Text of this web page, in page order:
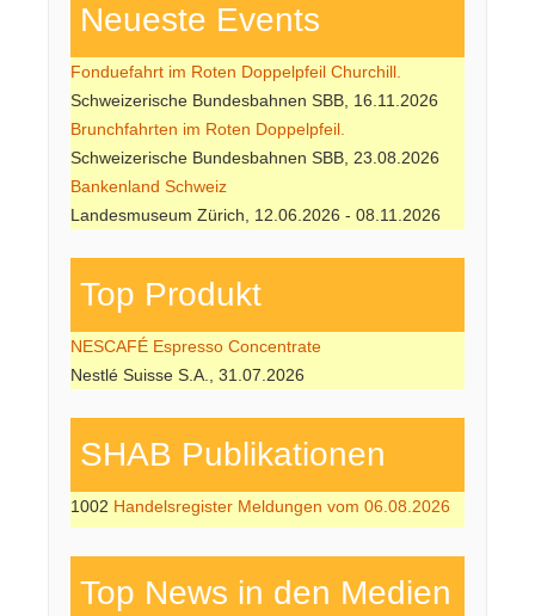
Neueste Events
Fonduefahrt im Roten Doppelpfeil Churchill.
Schweizerische Bundesbahnen SBB, 16.11.2026
Brunchfahrten im Roten Doppelpfeil.
Schweizerische Bundesbahnen SBB, 23.08.2026
Bankenland Schweiz
Landesmuseum Zürich, 12.06.2026 - 08.11.2026
Top Produkt
NESCAFÉ Espresso Concentrate
Nestlé Suisse S.A., 31.07.2026
SHAB Publi­kati­onen
1002 Handelsregister Meldungen vom 06.08.2026
Top News in den Medien